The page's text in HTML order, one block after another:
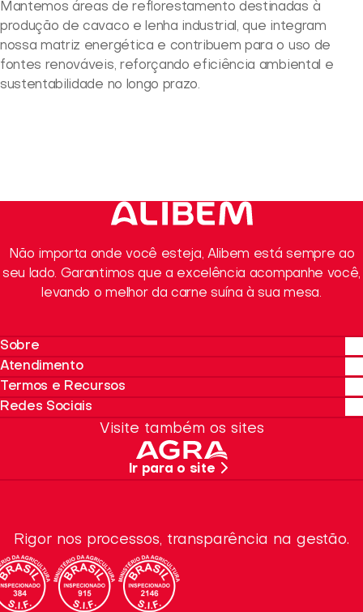
Mantemos áreas de reflorestamento destinadas à
produção de cavaco e lenha industrial, que integram
nossa matriz energética e contribuem para o uso de
fontes renováveis, reforçando eficiência ambiental e
sustentabilidade no longo prazo.
Não importa onde você esteja, Alibem está sempre ao
seu lado. Garantimos que a excelência acompanhe você,
levando o melhor da carne suína à sua mesa.
Sobre
Sobre a Alibem
Sustentabilidade
Atendimento
Onde Encontrar
Quero Revender
Termos e Recursos
Política de privacidade
Redes Sociais
Visite também os sites
Ir para o site
Rigor nos processos, transparência na gestão.